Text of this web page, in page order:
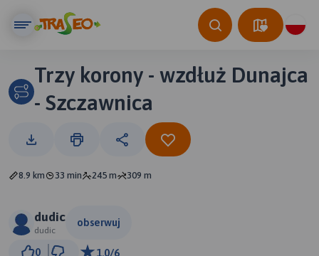
Trzy korony - wzdłuż Dunajca
- Szczawnica
8.9 km 33 min 245 m 309 m
dudic
dudic
obserwuj
0 1.0/6